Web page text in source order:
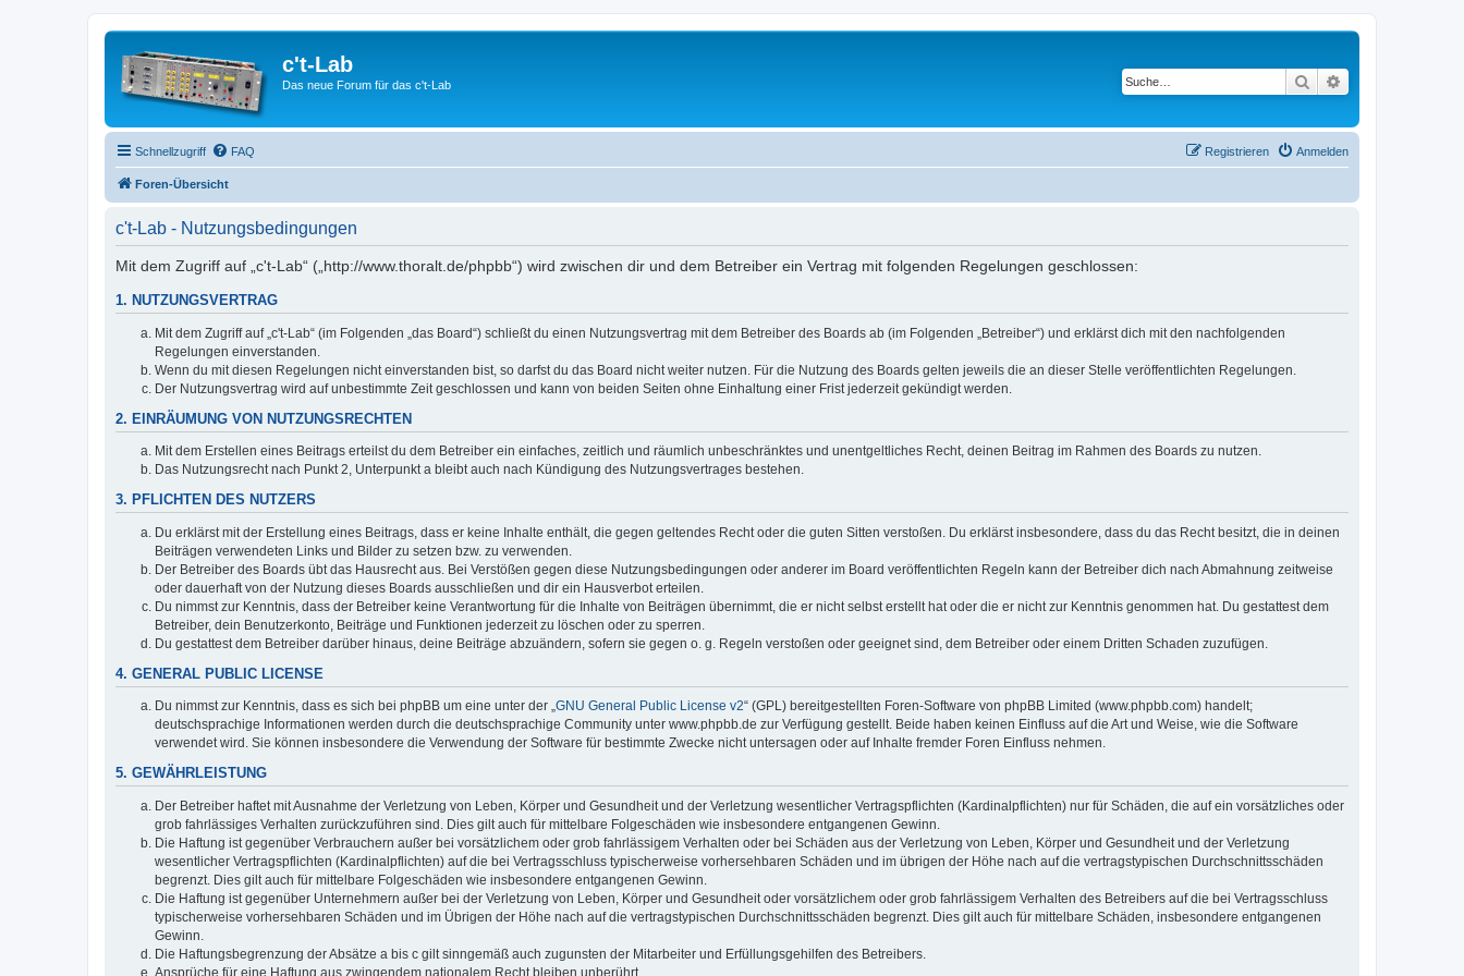
c't-Lab
Das neue Forum für das c't-Lab Suche
Schnellzugriff FAQ Anmelden
Registrieren
Foren-Übersicht
c't-Lab - Nutzungsbedingungen
Mit dem Zugriff auf „c't-Lab“ („http://www.thoralt.de/phpbb“) wird zwischen dir und dem Betreiber ein Vertrag mit folgenden Regelungen geschlossen:
1. NUTZUNGSVERTRAG
Mit dem Zugriff auf „c't-Lab“ (im Folgenden „das Board“) schließt du einen Nutzungsvertrag mit dem Betreiber des Boards ab (im Folgenden „Betreiber“) und erklärst dich mit den nachfolgenden
Regelungen einverstanden.
Wenn du mit diesen Regelungen nicht einverstanden bist, so darfst du das Board nicht weiter nutzen. Für die Nutzung des Boards gelten jeweils die an dieser Stelle veröffentlichten Regelungen.
Der Nutzungsvertrag wird auf unbestimmte Zeit geschlossen und kann von beiden Seiten ohne Einhaltung einer Frist jederzeit gekündigt werden.
2. EINRÄUMUNG VON NUTZUNGSRECHTEN
Mit dem Erstellen eines Beitrags erteilst du dem Betreiber ein einfaches, zeitlich und räumlich unbeschränktes und unentgeltliches Recht, deinen Beitrag im Rahmen des Boards zu nutzen.
Das Nutzungsrecht nach Punkt 2, Unterpunkt a bleibt auch nach Kündigung des Nutzungsvertrages bestehen.
3. PFLICHTEN DES NUTZERS
Du erklärst mit der Erstellung eines Beitrags, dass er keine Inhalte enthält, die gegen geltendes Recht oder die guten Sitten verstoßen. Du erklärst insbesondere, dass du das Recht besitzt, die in deinen
Beiträgen verwendeten Links und Bilder zu setzen bzw. zu verwenden.
Der Betreiber des Boards übt das Hausrecht aus. Bei Verstößen gegen diese Nutzungsbedingungen oder anderer im Board veröffentlichten Regeln kann der Betreiber dich nach Abmahnung zeitweise
oder dauerhaft von der Nutzung dieses Boards ausschließen und dir ein Hausverbot erteilen.
Du nimmst zur Kenntnis, dass der Betreiber keine Verantwortung für die Inhalte von Beiträgen übernimmt, die er nicht selbst erstellt hat oder die er nicht zur Kenntnis genommen hat. Du gestattest dem
Betreiber, dein Benutzerkonto, Beiträge und Funktionen jederzeit zu löschen oder zu sperren.
Du gestattest dem Betreiber darüber hinaus, deine Beiträge abzuändern, sofern sie gegen o. g. Regeln verstoßen oder geeignet sind, dem Betreiber oder einem Dritten Schaden zuzufügen.
4. GENERAL PUBLIC LICENSE
Du nimmst zur Kenntnis, dass es sich bei phpBB um eine unter der „GNU General Public License v2“ (GPL) bereitgestellten Foren-Software von phpBB Limited (www.phpbb.com) handelt;
deutschsprachige Informationen werden durch die deutschsprachige Community unter www.phpbb.de zur Verfügung gestellt. Beide haben keinen Einfluss auf die Art und Weise, wie die Software
verwendet wird. Sie können insbesondere die Verwendung der Software für bestimmte Zwecke nicht untersagen oder auf Inhalte fremder Foren Einfluss nehmen.
5. GEWÄHRLEISTUNG
Der Betreiber haftet mit Ausnahme der Verletzung von Leben, Körper und Gesundheit und der Verletzung wesentlicher Vertragspflichten (Kardinalpflichten) nur für Schäden, die auf ein vorsätzliches oder
grob fahrlässiges Verhalten zurückzuführen sind. Dies gilt auch für mittelbare Folgeschäden wie insbesondere entgangenen Gewinn.
Die Haftung ist gegenüber Verbrauchern außer bei vorsätzlichem oder grob fahrlässigem Verhalten oder bei Schäden aus der Verletzung von Leben, Körper und Gesundheit und der Verletzung
wesentlicher Vertragspflichten (Kardinalpflichten) auf die bei Vertragsschluss typischerweise vorhersehbaren Schäden und im übrigen der Höhe nach auf die vertragstypischen Durchschnittsschäden
begrenzt. Dies gilt auch für mittelbare Folgeschäden wie insbesondere entgangenen Gewinn.
Die Haftung ist gegenüber Unternehmern außer bei der Verletzung von Leben, Körper und Gesundheit oder vorsätzlichem oder grob fahrlässigem Verhalten des Betreibers auf die bei Vertragsschluss
typischerweise vorhersehbaren Schäden und im Übrigen der Höhe nach auf die vertragstypischen Durchschnittsschäden begrenzt. Dies gilt auch für mittelbare Schäden, insbesondere entgangenen
Gewinn.
Die Haftungsbegrenzung der Absätze a bis c gilt sinngemäß auch zugunsten der Mitarbeiter und Erfüllungsgehilfen des Betreibers.
Ansprüche für eine Haftung aus zwingendem nationalem Recht bleiben unberührt.